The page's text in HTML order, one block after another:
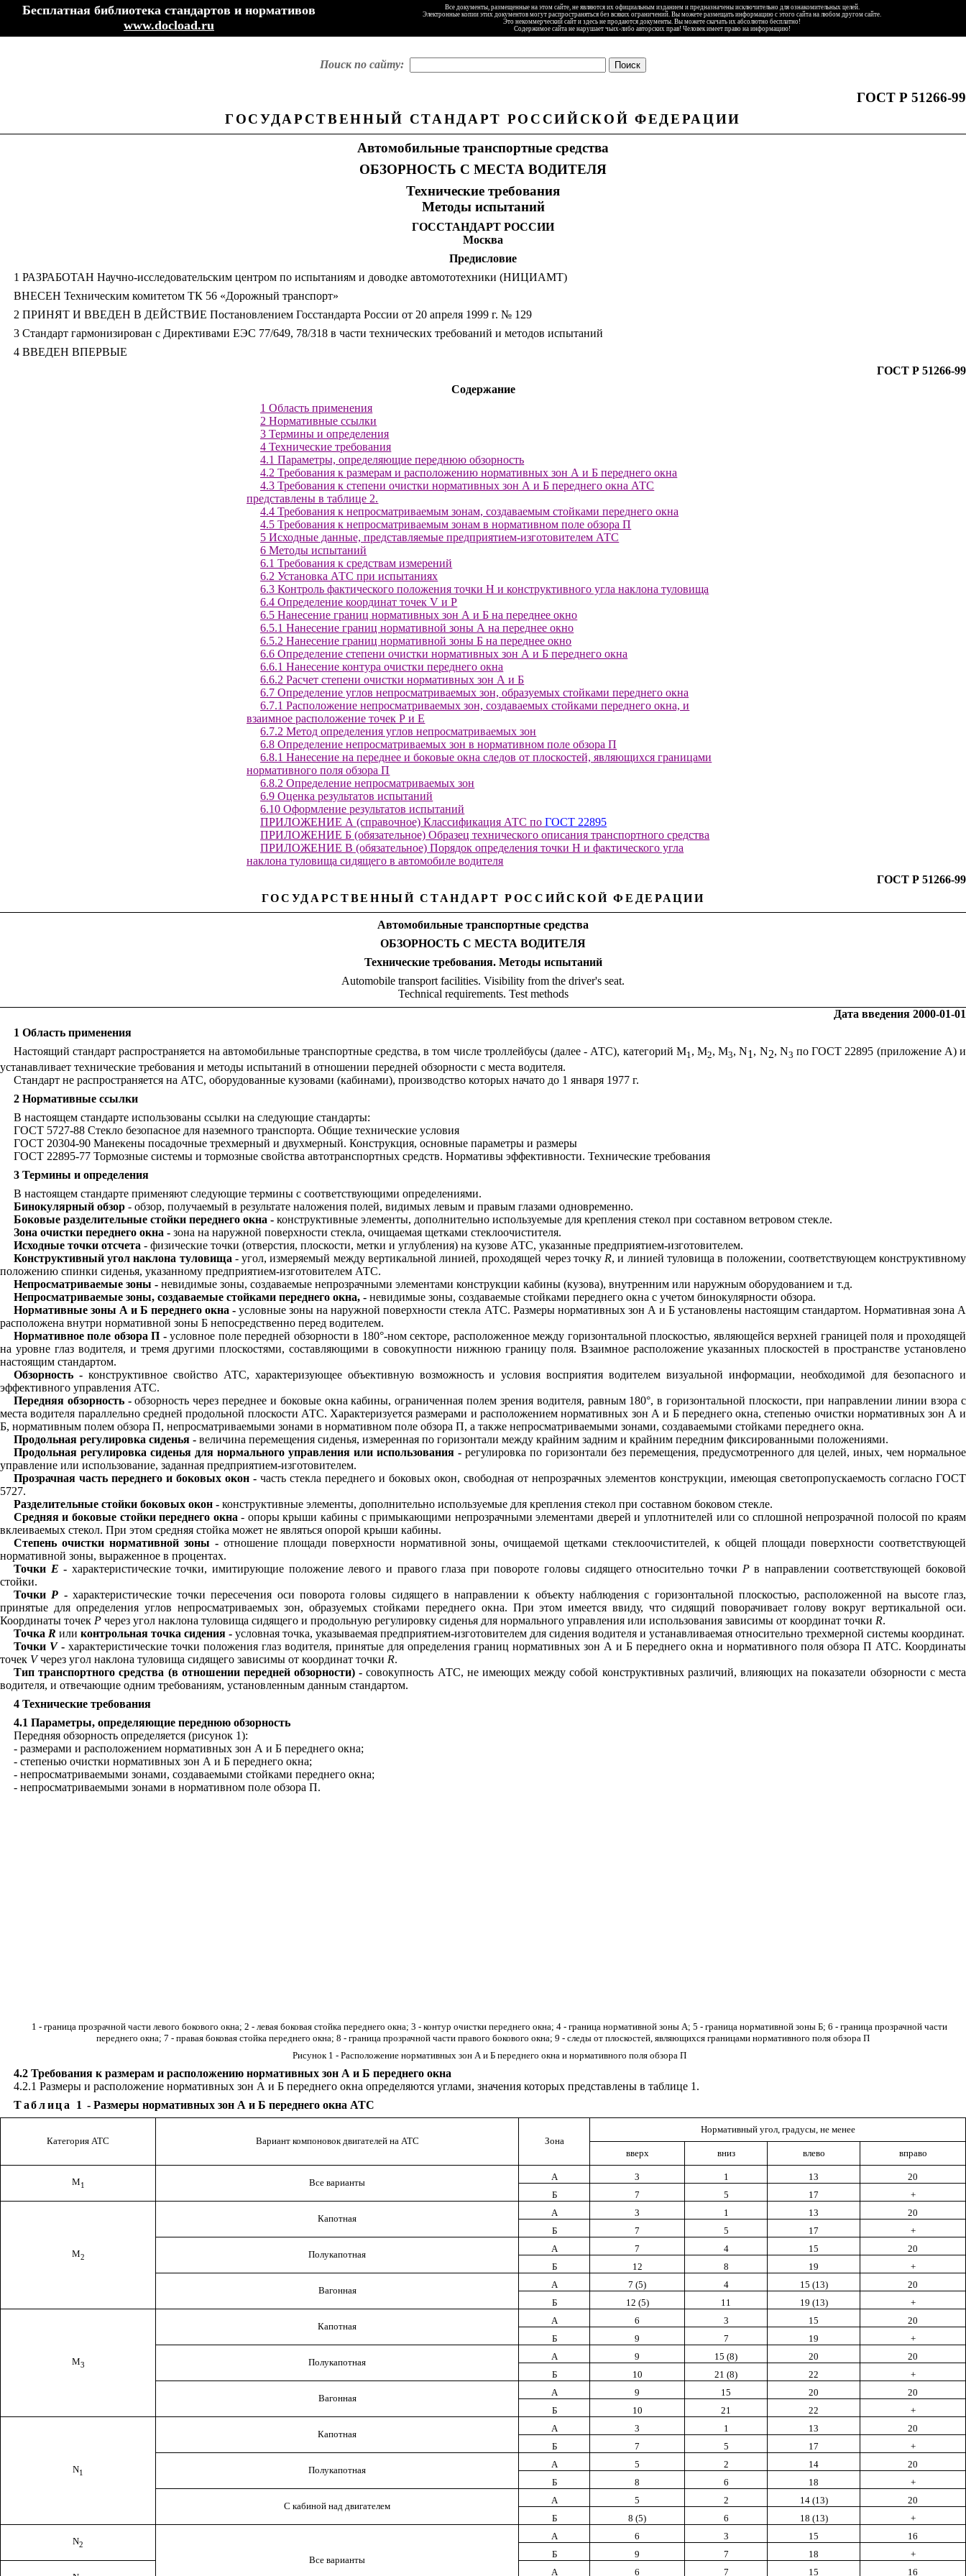
Бесплатная библиотека стандартов и нормативов
www.docload.ru
Все документы, размещенные на этом сайте, не являются их официальным изданием и предназначены исключительно для ознакомительных целей.
Электронные копии этих документов могут распространяться без всяких ограничений. Вы можете размещать информацию с этого сайта на любом другом сайте.
Это некоммерческий сайт и здесь не продаются документы. Вы можете скачать их абсолютно бесплатно!
Содержимое сайта не нарушает чьих-либо авторских прав! Человек имеет право на информацию!
Поиск по сайту:
ГОСТ Р 51266-99
ГОСУДАРСТВЕННЫЙ СТАНДАРТ РОССИЙСКОЙ ФЕДЕРАЦИИ
Автомобильные транспортные средства
ОБЗОРНОСТЬ С МЕСТА ВОДИТЕЛЯ
Технические требования
Методы испытаний
ГОССТАНДАРТ РОССИИ
Москва
Предисловие
1 РАЗРАБОТАН Научно-исследовательским центром по испытаниям и доводке автомототехники (НИЦИАМТ)
ВНЕСЕН Техническим комитетом ТК 56 «Дорожный транспорт»
2 ПРИНЯТ И ВВЕДЕН В ДЕЙСТВИЕ Постановлением Госстандарта России от 20 апреля 1999 г. № 129
3 Стандарт гармонизирован с Директивами ЕЭС 77/649, 78/318 в части технических требований и методов испытаний
4 ВВЕДЕН ВПЕРВЫЕ
ГОСТ Р 51266-99
Содержание
1 Область применения
2 Нормативные ссылки
3 Термины и определения
4 Технические требования
4.1 Параметры, определяющие переднюю обзорность
4.2 Требования к размерам и расположению нормативных зон А и Б переднего окна
4.3 Требования к степени очистки нормативных зон А и Б переднего окна АТС
представлены в таблице 2.
4.4 Требования к непросматриваемым зонам, создаваемым стойками переднего окна
4.5 Требования к непросматриваемым зонам в нормативном поле обзора П
5 Исходные данные, представляемые предприятием-изготовителем АТС
6 Методы испытаний
6.1 Требования к средствам измерений
6.2 Установка АТС при испытаниях
6.3 Контроль фактического положения точки Н и конструктивного угла наклона туловища
6.4 Определение координат точек V и P
6.5 Нанесение границ нормативных зон А и Б на переднее окно
6.5.1 Нанесение границ нормативной зоны А на переднее окно
6.5.2 Нанесение границ нормативной зоны Б на переднее окно
6.6 Определение степени очистки нормативных зон А и Б переднего окна
6.6.1 Нанесение контура очистки переднего окна
6.6.2 Расчет степени очистки нормативных зон А и Б
6.7 Определение углов непросматриваемых зон, образуемых стойками переднего окна
6.7.1 Расположение непросматриваемых зон, создаваемых стойками переднего окна, и
взаимное расположение точек Р и Е
6.7.2 Метод определения углов непросматриваемых зон
6.8 Определение непросматриваемых зон в нормативном поле обзора П
6.8.1 Нанесение на переднее и боковые окна следов от плоскостей, являющихся границами
нормативного поля обзора П
6.8.2 Определение непросматриваемых зон
6.9 Оценка результатов испытаний
6.10 Оформление результатов испытаний
ПРИЛОЖЕНИЕ А (справочное) Классификация АТС поГОСТ 22895
ПРИЛОЖЕНИЕ Б (обязательное) Образец технического описания транспортного средства
ПРИЛОЖЕНИЕ В (обязательное) Порядок определения точки Н и фактического угла
наклона туловища сидящего в автомобиле водителя
ГОСТ Р 51266-99
ГОСУДАРСТВЕННЫЙ СТАНДАРТ РОССИЙСКОЙ ФЕДЕРАЦИИ
Автомобильные транспортные средства
ОБЗОРНОСТЬ С МЕСТА ВОДИТЕЛЯ
Технические требования. Методы испытаний
Automobile transport facilities. Visibility from the driver's seat.
Technical requirements. Test methods
Дата введения 2000-01-01
1 Область применения
Настоящий стандарт распространяется на автомобильные транспортные средства, в том числе троллейбусы (далее - АТС), категорий М1, М2, М3,N1, N2, N3 по ГОСТ 22895 (приложение А) и
устанавливает технические требования и методы испытаний в отношении передней обзорности с места водителя.
Стандарт не распространяется на АТС, оборудованные кузовами (кабинами), производство которых начато до 1 января 1977 г.
2 Нормативные ссылки
В настоящем стандарте использованы ссылки на следующие стандарты:
ГОСТ 5727-88 Стекло безопасное для наземного транспорта. Общие технические условия
ГОСТ 20304-90 Манекены посадочные трехмерный и двухмерный. Конструкция, основные параметры и размеры
ГОСТ 22895-77 Тормозные системы и тормозные свойства автотранспортных средств. Нормативы эффективности. Технические требования
3 Термины и определения
В настоящем стандарте применяют следующие термины с соответствующими определениями.
Бинокулярный обзор - обзор, получаемый в результате наложения полей, видимых левым и правым глазами одновременно.
Боковые разделительные стойки переднего окна - конструктивные элементы, дополнительно используемые для крепления стекол при составном ветровом стекле.
Зона очистки переднего окна - зона на наружной поверхности стекла, очищаемая щетками стеклоочистителя.
Исходные точки отсчета - физические точки (отверстия, плоскости, метки и углубления) на кузове АТС, указанные предприятием-изготовителем.
Конструктивный угол наклона туловища - угол, измеряемый между вертикальной линией, проходящей через точку R, и линией туловища в положении, соответствующем конструктивному
положению спинки сиденья, указанному предприятием-изготовителем АТС.
Непросматриваемые зоны -невидимые зоны, создаваемые непрозрачными элементами конструкции кабины (кузова), внутренним или наружным оборудованием и т.д.
Непросматриваемые зоны, создаваемые стойками переднего окна, -невидимые зоны, создаваемые стойками переднего окна с учетом бинокулярности обзора.
Нормативные зоны А и Б переднего окна - условные зоны на наружной поверхности стекла АТС. Размеры нормативных зон А и Б установлены настоящим стандартом. Нормативная зона А
расположена внутри нормативной зоны Б непосредственно перед водителем.
Нормативное поле обзора П -условное поле передней обзорности в 180°-ном секторе, расположенное между горизонтальной плоскостью, являющейся верхней границей поля и проходящей
на уровне глаз водителя, и тремя другими плоскостями, составляющими в совокупности нижнюю границу поля. Взаимное расположение указанных плоскостей в пространстве установлено
настоящим стандартом.
Обзорность -конструктивное свойство АТС, характеризующее объективную возможность и условия восприятия водителем визуальной информации, необходимой для безопасного и
эффективного управления АТС.
Передняя обзорность -обзорность через переднее и боковые окна кабины, ограниченная полем зрения водителя, равным 180°, в горизонтальной плоскости, при направлении линии взора с
места водителя параллельно средней продольной плоскости АТС. Характеризуется размерами и расположением нормативных зон А и Б переднего окна, степенью очистки нормативных зон А и
Б, нормативным полем обзора П, непросматриваемыми зонами в нормативном поле обзора П, а также непросматриваемыми зонами, создаваемыми стойками переднего окна.
Продольная регулировка сиденья -величина перемещения сиденья, измеренная по горизонтали между крайним задним и крайним передним фиксированными положениями.
Продольная регулировка сиденья для нормального управления или использования -регулировка по горизонтали без перемещения, предусмотренного для целей, иных, чем нормальное
управление или использование, заданная предприятием-изготовителем.
Прозрачная часть переднего и боковых окон -часть стекла переднего и боковых окон, свободная от непрозрачных элементов конструкции, имеющая светопропускаемость согласноГОСТ
5727.
Разделительные стойки боковых окон -конструктивные элементы, дополнительно используемые для крепления стекол при составном боковом стекле.
Средняя и боковые стойки переднего окна- опоры крыши кабины с примыкающими непрозрачными элементами дверей и уплотнителей или со сплошной непрозрачной полосой по краям
вклеиваемых стекол. При этом средняя стойка может не являться опорой крыши кабины.
Степень очистки нормативной зоны -отношение площади поверхности нормативной зоны, очищаемой щетками стеклоочистителей, к общей площади поверхности соответствующей
нормативной зоны, выраженное в процентах.
Точки Е - характеристические точки, имитирующие положение левого и правого глаза при повороте головы сидящего относительно точки Рв направлении соответствующей боковой
стойки.
Точки Р -характеристические точки пересечения оси поворота головы сидящего в направлении к объекту наблюдения с горизонтальной плоскостью, расположенной на высоте глаз,
принятые для определения углов непросматриваемых зон, образуемых стойками переднего окна. При этом имеется ввиду, что сидящий поворачивает голову вокруг вертикальной оси.
Координаты точек Р через угол наклона туловища сидящего и продольную регулировку сиденья для нормального управления или использования зависимы от координат точки R.
Точка R или контрольная точка сидения -условная точка, указываемая предприятием-изготовителем для сидения водителя и устанавливаемая относительно трехмерной системы координат.
Точки V-характеристические точки положения глаз водителя, принятые для определения границ нормативных зон А и Б переднего окна и нормативного поля обзора П АТС. Координаты
точек Vчерез угол наклона туловища сидящего зависимы от координат точки R.
Тип транспортного средства (в отношении передней обзорности) - совокупность АТС, не имеющих между собой конструктивных различий, влияющих на показатели обзорности с места
водителя, и отвечающие одним требованиям, установленным данным стандартом.
4 Технические требования
4.1 Параметры, определяющие переднюю обзорность
Передняя обзорность определяется (рисунок 1):
- размерами и расположением нормативных зон А и Б переднего окна;
- степенью очистки нормативных зон А и Б переднего окна;
- непросматриваемыми зонами, создаваемыми стойками переднего окна;
- непросматриваемыми зонами в нормативном поле обзора П.
1- граница прозрачной части левого бокового окна; 2 - левая боковая стойка переднего окна; 3 - контур очистки переднего окна; 4 - граница нормативной зоны А; 5 - граница нормативной зоны Б; 6 - граница прозрачной части
переднего окна; 7 - правая боковая стойка переднего окна; 8 - граница прозрачной части правого бокового окна; 9 - следы от плоскостей, являющихся границами нормативного поля обзора П
Рисунок 1 - Расположение нормативных зон А и Б переднего окна и нормативного поля обзора П
4.2 Требования к размерам и расположению нормативных зон А и Б переднего окна
4.2.1 Размеры и расположение нормативных зон А и Б переднего окна определяются углами, значения которых представлены в таблице 1.
Таблица 1 - Размеры нормативных зон А и Б переднего окна АТС
Категория АТС Вариант компоновок двигателей на АТС Зона
Нормативный угол, градусы, не менее
вверх вниз влево вправо
М1 Все варианты
А 3 1 13
20
Б
7 5 17 +
М2
Капотная
А 3 1 13
20
Б
7 5 17 +
Полукапотная
А 7 4 15
20
Б
12 8 19 +
Вагонная
А 7 (5) 4 15 (13)
20
Б
12 (5) 11 19 (13) +
М3
Капотная
А 6 3 15
20
Б
9 7 19 +
Полукапотная
А 9 15 (8) 20
20
Б
10 21 (8) 22 +
Вагонная
А 9 15 20
20
Б
10 21 22 +
N1
Капотная
А 3 1 13
20
Б
7 5 17 +
Полукапотная
А 5 2 14
20
Б
8 6 18 +
С кабиной над двигателем
А 5 2 14 (13)
20
Б
8 (5) 6 18 (13) +
N2
Все варианты
А 6 3 15
16
Б
9 7 18 +
А 6 7 15 16